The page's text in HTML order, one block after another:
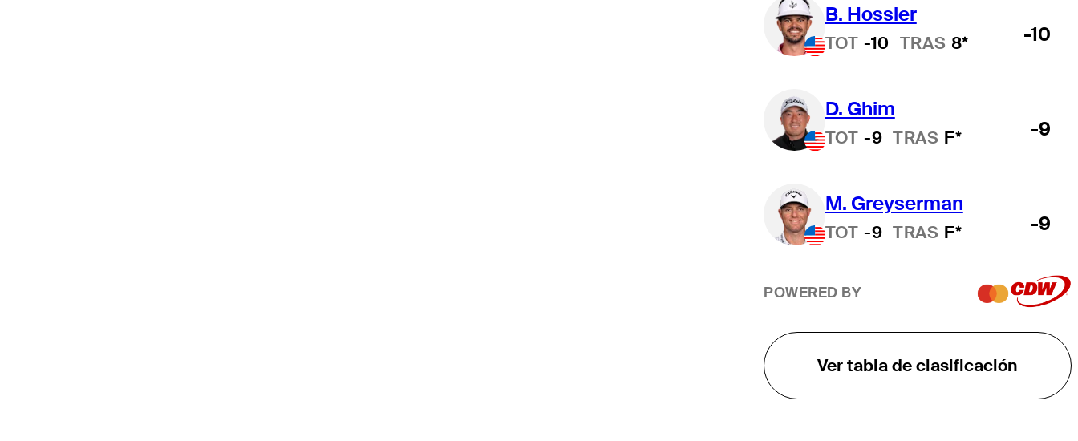
B. Hossler
TOT -10 TRAS 8* -10
D. Ghim
TOT -9 TRAS F* -9
M. Greyserman
TOT -9 TRAS F* -9
POWERED BY
Ver tabla de clasificación